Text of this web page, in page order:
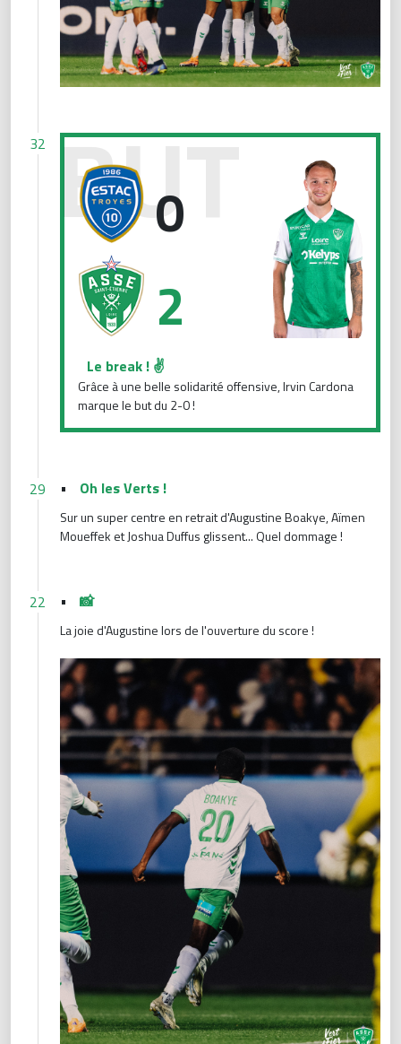
32 Le break ! ✌️
0
2
Le break ! ✌️
Grâce à une belle solidarité offensive, Irvin Cardona
marque le but du 2-0 !
29 • Oh les Verts !
Sur un super centre en retrait d'Augustine Boakye, Aïmen
Moueffek et Joshua Duffus glissent... Quel dommage !
22 • 📸
La joie d'Augustine lors de l'ouverture du score !